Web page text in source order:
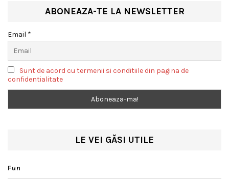
ABONEAZA-TE LA NEWSLETTER
Email *
Sunt de acord cu termenii si conditiile din pagina de
confidentialitate
LE VEI GĂSI UTILE
Fun